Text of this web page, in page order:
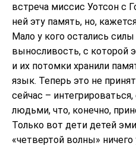
встреча миссис Уотсон с
ней эту память, но,
Мало у кого остались силы
выносливость, с которой
и их потомки хранили
язык. Теперь это не
сейчас –
людьми, что, конечно,
Только вот дети детей
«четвертой волны»